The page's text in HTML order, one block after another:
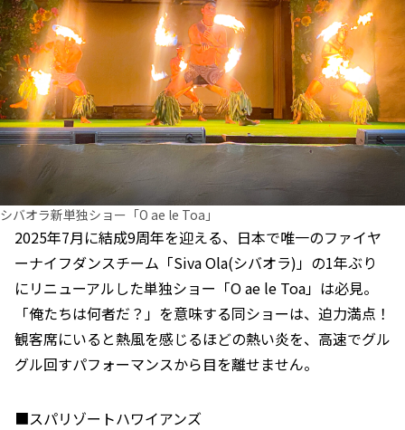
シバオラ新単独ショー「O ae le Toa」
2025年7月に結成9周年を迎える、日本で唯一のファイヤ
ーナイフダンスチーム「Siva Ola(シバオラ)」の1年ぶり
にリニューアルした単独ショー「O ae le Toa」は必見。
「俺たちは何者だ？」を意味する同ショーは、迫力満点！
観客席にいると熱風を感じるほどの熱い炎を、高速でグル
グル回すパフォーマンスから目を離せません。
■スパリゾートハワイアンズ